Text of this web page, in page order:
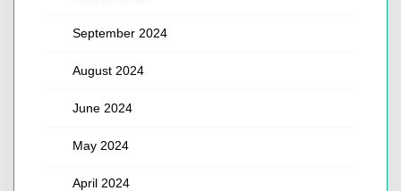
September 2024
August 2024
June 2024
May 2024
April 2024